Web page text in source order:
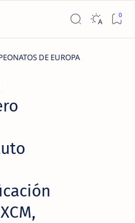
DE EUROPA